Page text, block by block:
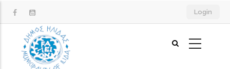
προς
περιεχόμενο
Login